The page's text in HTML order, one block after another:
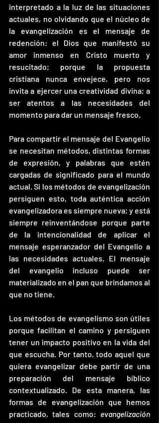
interpretado a la luz de las situaciones
actuales, no olvidando que el núcleo de
la evangelización es el mensaje de
redención: el Dios que manifestó su
amor inmenso en Cristo muerto y
resucitado; porque la propuesta
cristiana nunca envejece, pero nos
invita a ejercer una creatividad divina; a
ser atentos a las necesidades del
momento para dar un mensaje fresco.
Para compartir el mensaje del Evangelio
se necesitan métodos, distintas formas
de expresión, y palabras que estén
cargadas de significado para el mundo
actual. Si los métodos de evangelización
persiguen esto, toda auténtica acción
evangelizadora es siempre nueva; y está
siempre reinventándose porque parte
de la intencionalidad de aplicar el
mensaje esperanzador del Evangelio a
las necesidades actuales. El mensaje
del evangelio incluso puede ser
materializado en el pan que brindamos al
que no tiene.
Los métodos de evangelismo son útiles
porque facilitan el camino y persiguen
tener un impacto positivo en la vida del
que escucha. Por tanto, todo aquel que
quiera evangelizar debe partir de una
preparación del mensaje bíblico
contextualizado. De esta manera, las
formas de evangelización que hemos
practicado, tales como: evangelización